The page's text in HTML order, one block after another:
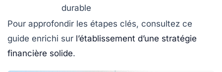
durable
Pour approfondir les étapes clés, consultez ce
guide enrichi sur l’établissement d’une stratégie
financière solide.